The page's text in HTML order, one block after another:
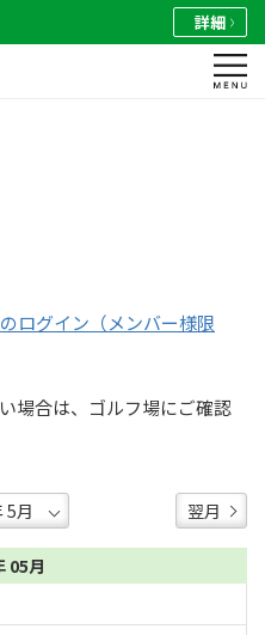
詳細
ログイン（メンバー様限
場合は、ゴルフ場にご確認
翌月
05月